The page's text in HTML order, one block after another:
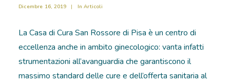
FORMAZIONE
Dicembre 16, 2019 | InArticoli
La Casa di Cura San Rossore di Pisa è un centro di
eccellenza anche in ambito ginecologico: vanta infatti
strumentazioni all’avanguardia che garantiscono il
massimo standard delle cure e dell’offerta sanitaria al